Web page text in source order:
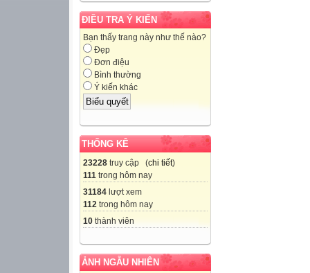
ĐIỀU TRA Ý KIẾN
Bạn thấy trang này như thế nào?
Đẹp
Đơn điệu
Bình thường
Ý kiến khác
THỐNG KÊ
23228 truy cập (chi tiết)
111 trong hôm nay
31184 lượt xem
112 trong hôm nay
10 thành viên
ẢNH NGẪU NHIÊN